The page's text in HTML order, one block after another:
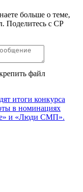
больше о теме,
Поделитесь с СР
файл
итоги конкурса
в номинациях
и «Люди СМП».